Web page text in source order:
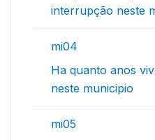
interrupção neste
mi04
Ha quanto anos
neste municipio
mi05